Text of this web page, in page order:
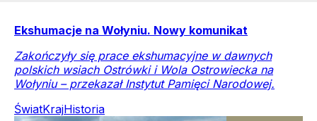
Ekshumacje na Wołyniu. Nowy komunikat
Zakończyły się prace ekshumacyjne w dawnych
polskich wsiach Ostrówki i Wola Ostrowiecka na
Wołyniu – przekazał Instytut Pamięci Narodowej.
ŚwiatKrajHistoria